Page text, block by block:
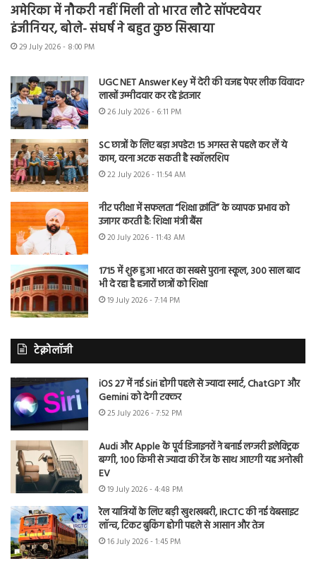
अमेरिका में नौकरी नहीं मिली तो भारत लौटे सॉफ्टवेयर
इंजीनियर, बोले- संघर्ष ने बहुत कुछ सिखाया
29 July 2026 - 8:00 PM
UGC NET Answer Key में देरी की वजह पेपर लीक विवाद?
लाखों उम्मीदवार कर रहे इंतजार
26 July 2026 - 6:11 PM
SC छात्रों के लिए बड़ा अपडेट! 15 अगस्त से पहले कर लें ये
काम, वरना अटक सकती है स्कॉलरशिप
22 July 2026 - 11:54 AM
नीट परीक्षा में सफलता “शिक्षा क्रांति” के व्यापक प्रभाव को
उजागर करती है: शिक्षा मंत्री बैंस
20 July 2026 - 11:43 AM
1715 में शुरू हुआ भारत का सबसे पुराना स्कूल, 300 साल बाद
भी दे रहा है हजारों छात्रों को शिक्षा
19 July 2026 - 7:14 PM
टेक्नोलॉजी
iOS 27 में नई Siri होगी पहले से ज्यादा स्मार्ट, ChatGPT और
Gemini को देगी टक्कर
25 July 2026 - 7:52 PM
Audi और Apple के पूर्व डिजाइनरों ने बनाई लग्जरी इलेक्ट्रिक
बग्गी, 100 किमी से ज्यादा की रेंज के साथ आएगी यह अनोखी
EV
19 July 2026 - 4:48 PM
रेल यात्रियों के लिए बड़ी खुशखबरी, IRCTC की नई वेबसाइट
लॉन्च, टिकट बुकिंग होगी पहले से आसान और तेज
16 July 2026 - 1:45 PM